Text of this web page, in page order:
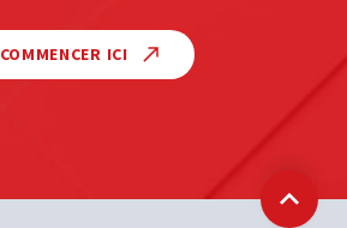
COMMENCER ICI